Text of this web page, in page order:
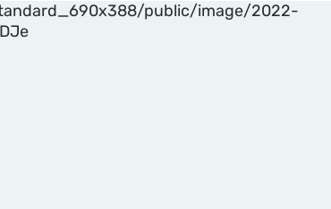
public/image/2022-